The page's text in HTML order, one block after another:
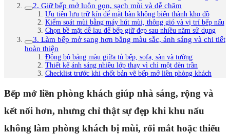
2. Giữ bếp mở luôn gọn, sạch mùi và dễ chăm
Ưu tiên lưu trữ kín để mặt bàn không biến thành kho đồ
Kiểm soát mùi bằng máy hút mùi, thông gió và vị trí bếp nấu
Chọn bề mặt dễ lau để bếp giữ đẹp sau nhiều năm sử dụng
3. Làm bếp mở sang hơn bằng màu sắc, ánh sáng và chi tiết
hoàn thiện
Đồng bộ bảng màu giữa tủ bếp, sofa, sàn và tường
Thiết kế ánh sáng nhiều lớp thay vì chỉ một đèn trần
Checklist trước khi chốt bản vẽ bếp mở liền phòng khách
Bếp mở liền phòng khách giúp nhà sáng, rộng và
kết nối hơn, nhưng chỉ thật sự đẹp khi khu nấu
không làm phòng khách bị mùi, rối mắt hoặc thiếu